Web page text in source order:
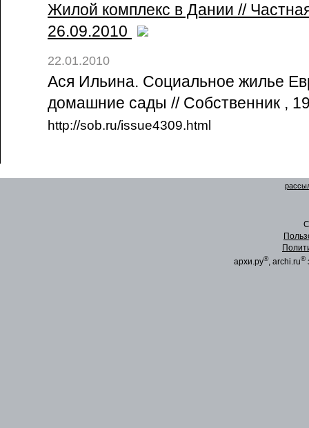
Жилой комплекс в Дании //
26.09.2010
22.01.2010
Ася Ильина. Социальное жилье
домашние сады // Собственник ,
http://sob.ru/issue4309.html
архи.ру®, archi.ru®